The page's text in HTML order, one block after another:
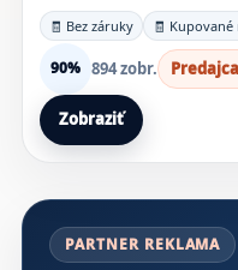
🧾 Bez záruky 🧾 Kupované
90% 894 zobr.
Zobraziť
PARTNER REKLAMA